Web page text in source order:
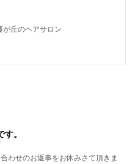
丘のヘアサロン
。
わせのお返事をお休みさて頂きま